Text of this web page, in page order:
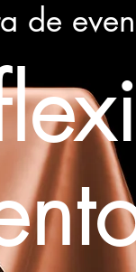
de